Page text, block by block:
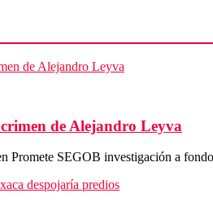
de Alejandro Leyva
Promete SEGOB investigación a